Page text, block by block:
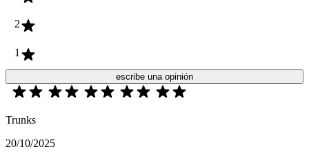
2
1
escribe una opinión
Trunks
20/10/2025